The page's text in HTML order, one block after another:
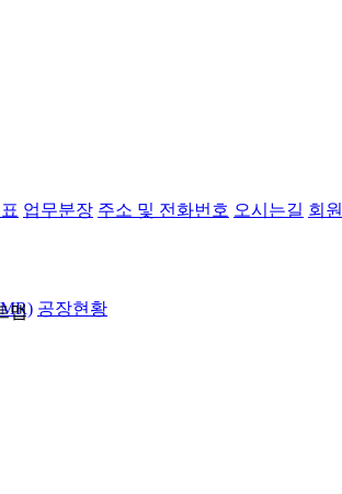
업무분장 주소 및 전화번호 오시는길 회
공장현황
맵